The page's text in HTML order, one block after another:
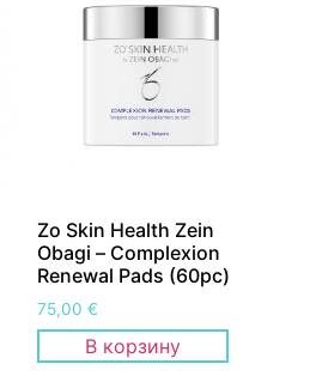
Zo Skin Health Zein
Obagi – Сomplexion
Renewal Pads (60pc)
75,00€
В корзину